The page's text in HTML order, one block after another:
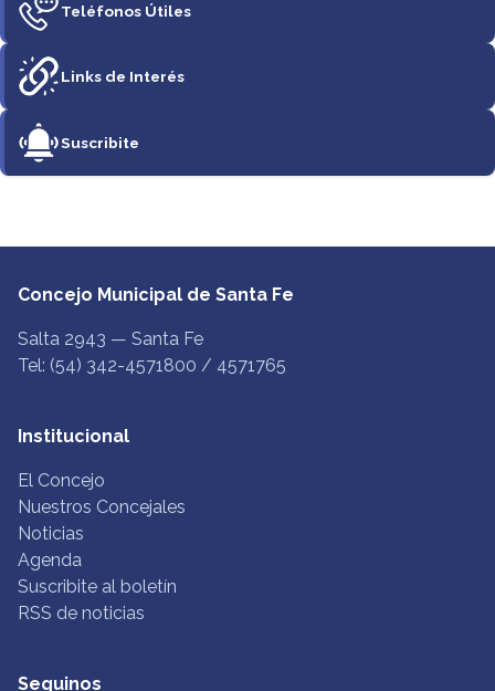
Teléfonos Útiles
Links de Interés
Suscribite
Concejo Municipal de Santa Fe
Salta 2943 — Santa Fe
Tel: (54) 342-4571800 / 4571765
Institucional
El Concejo
Nuestros Concejales
Noticias
Agenda
Suscribite al boletín
RSS de noticias
Seguinos